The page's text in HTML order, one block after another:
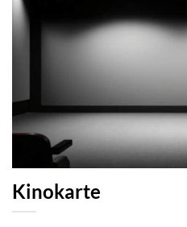
Kinokarte